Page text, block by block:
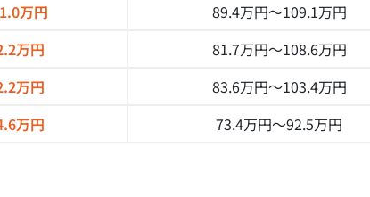
万円 89.4万円～109.1万円
万円 81.7万円～108.6万円
万円 83.6万円～103.4万円
万円 73.4万円～92.5万円